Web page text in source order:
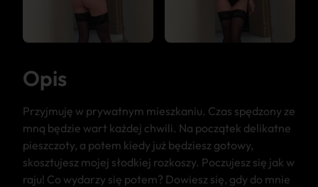
Opis
Przyjmuję w prywatnym mieszkaniu. Czas spędzony ze
mną będzie wart każdej chwili. Na początek delikatne
pieszczoty, a potem kiedy już będziesz gotowy,
skosztujesz mojej słodkiej rozkoszy. Poczujesz się jak w
raju! Co wydarzy się potem? Dowiesz się, gdy do mnie